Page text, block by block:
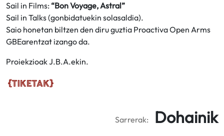
Sail in Films: “Bon Voyage, Astral”
Sail in Talks (gonbidatuekin solasaldia).
Saio honetan biltzen den diru guztia Proactiva Open Arms
GBEarentzat izango da.
Proiekzioak J.B.A.ekin.
Sarrerak: Dohainik